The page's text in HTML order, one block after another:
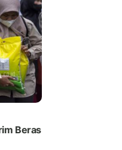
Beras